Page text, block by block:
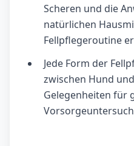
Scheren und die
natürlichen
Fellpflegeroutine
Jede Form der
zwischen Hund
Gelegenheiten für